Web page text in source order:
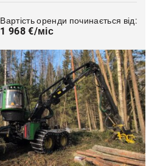
Вартість оренди починається від:
1 968 €/міс